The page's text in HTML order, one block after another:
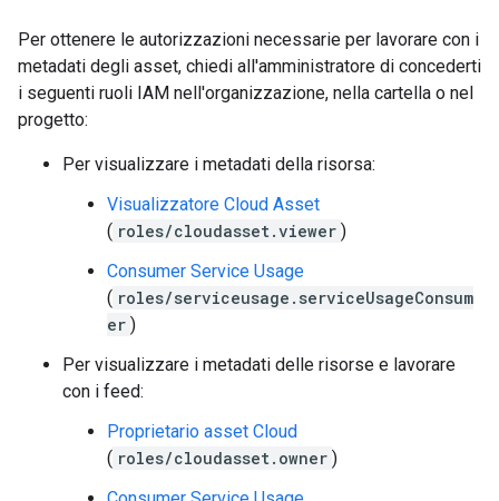
Per ottenere le autorizzazioni necessarie per lavorare con i
metadati degli asset, chiedi all'amministratore di concederti
i seguenti ruoli IAM nell'organizzazione, nella cartella o nel
progetto:
Per visualizzare i metadati della risorsa:
Visualizzatore Cloud Asset
( roles/cloudasset.viewer )
Consumer Service Usage
( roles/serviceusage.serviceUsageConsum
er )
Per visualizzare i metadati delle risorse e lavorare
con i feed:
Proprietario asset Cloud
( roles/cloudasset.owner )